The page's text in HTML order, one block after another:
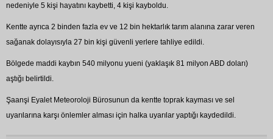
nedeniyle 5 kişi hayatını kaybetti, 4 kişi kayboldu.
Kentte ayrıca 2 binden fazla ev ve 12 bin hektarlık tarım alanına zarar veren
sağanak dolayısıyla 27 bin kişi güvenli yerlere tahliye edildi.
Bölgede maddi kaybın 540 milyonu yueni (yaklaşık 81 milyon ABD doları)
aştığı belirtildi.
Şaanşi Eyalet Meteoroloji Bürosunun da kentte toprak kayması ve sel
uyarılarına karşı önlemler alması için halka uyarılar yaptığı kaydedildi.